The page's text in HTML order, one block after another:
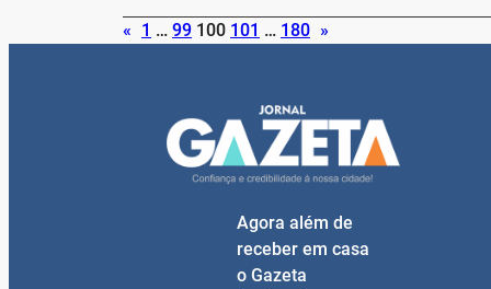
« 1 … 99 100 101 … 180 »
Agora além de
receber em casa
o Gazeta